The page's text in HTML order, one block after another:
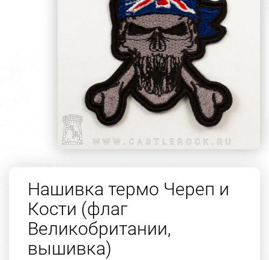
Нашивка термо Череп и
Кости (флаг
Великобритании,
вышивка)